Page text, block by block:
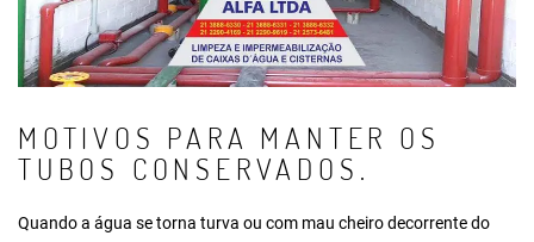
MOTIVOS PARA MANTER OS
TUBOS CONSERVADOS.
Quando a água se torna turva ou com mau cheiro decorrente do